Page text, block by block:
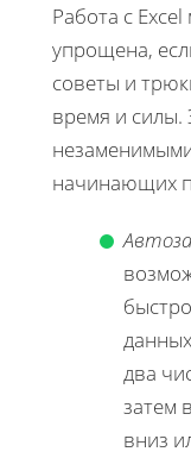
Работа с
упрощена,
советы и
время и силы.
начинающих
два
затем
вниз